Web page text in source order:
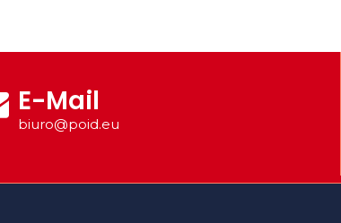
E-Mail
biuro@poid.eu